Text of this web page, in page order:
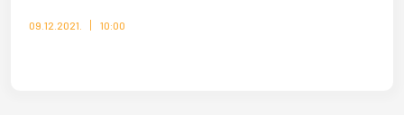
09.12.2021. 10:00